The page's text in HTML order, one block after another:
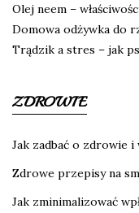
Olej neem –
Domowa odżywka do
Trądzik a stres – jak
ZDROWIE
Jak zadbać o zdrowie
Zdrowe przepisy na
Jak zminimalizować